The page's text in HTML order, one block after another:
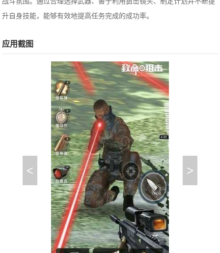
升自身技能，能够有效地提高任务完成的成功率。
应用截图
< >